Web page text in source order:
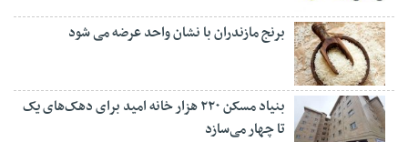
برنج مازندران با نشان واحد عرضه می شود
بنیاد مسکن ۲۲۰ هزار خانه امید برای دهک‌های یک
تا چهار می‌سازد